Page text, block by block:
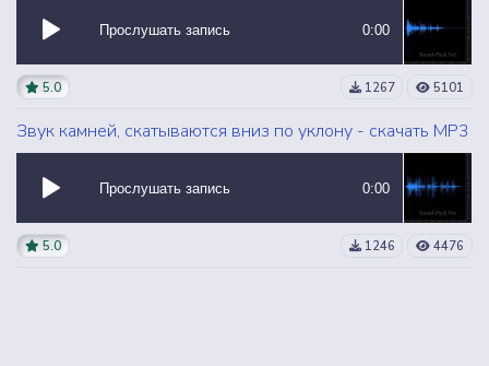
Прослушать запись 0:00
5.0 1267 5101
Звук камней, скатываются вниз по уклону - скачать MP3
Прослушать запись 0:00
5.0 1246 4476